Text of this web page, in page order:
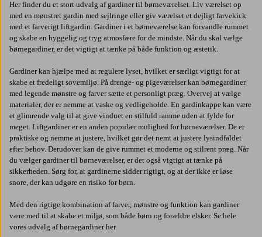
Her finder du et stort udvalg af gardiner til børneværelset. Liv værelset op
med en mønstret gardin med sejlringe eller giv værelset et dejligt farvekick
med et farverigt liftgardin. Gardiner i et børneværelse kan forvandle rummet
og skabe en hyggelig og tryg atmosfære for de mindste. Når du skal vælge
børnegardiner, er det vigtigt at tænke på både funktion og æstetik.
Gardiner kan hjælpe med at regulere lyset, hvilket er særligt vigtigt for at
skabe et fredeligt sovemiljø. På drenge- og pigeværelser kan børnegardiner
med legende mønstre og farver sætte et personligt præg. Overvej at vælge
materialer, der er nemme at vaske og vedligeholde. En gardinkappe kan være
et glimrende valg til at give vinduet en stilfuld ramme uden at fylde for
meget. Liftgardiner er en anden populær mulighed for børneværelser. De er
praktiske og nemme at justere, hvilket gør det nemt at justere lysindfaldet
efter behov. Derudover kan de give rummet et moderne og stilrent præg. Når
du vælger gardiner til børneværelser, er det også vigtigt at tænke på
sikkerheden. Sørg for, at gardinerne sidder rigtigt, og at der ikke er løse
snore, der kan udgøre en risiko for børn.
Med den rigtige kombination af farver, mønstre og funktion kan gardiner
være med til at skabe et miljø, som både børn og forældre elsker. Se hele
vores udvalg af børnegardiner her.